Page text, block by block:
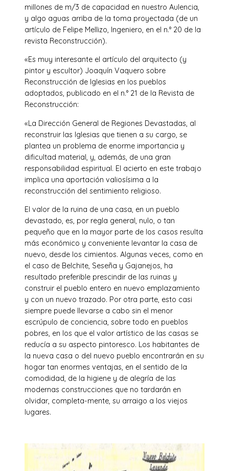
millones de m/3 de capacidad en nuestro Aulencia,
y algo aguas arriba de la toma proyectada (de un
artículo de Felipe Mellizo, Ingeniero, en el n.° 20 de la
revista Reconstrucción).
«Es muy interesante el artículo del arquitecto (y
pintor y escultor) Joaquín Vaquero sobre
Reconstrucción de Iglesias en los pueblos
adoptados, publicado en el n.° 21 de la Revista de
Reconstrucción:
«La Dirección General de Regiones Devastadas, al
reconstruir las Iglesias que tienen a su cargo, se
plantea un problema de enorme importancia y
dificultad material, y, además, de una gran
responsabilidad espiritual. El acierto en este trabajo
implica una aportación valiosísima a la
reconstrucción del sentimiento religioso.
El valor de la ruina de una casa, en un pueblo
devastado, es, por regla general, nulo, o tan
pequeño que en la mayor parte de los casos resulta
más económico y conveniente levantar la casa de
nuevo, desde los cimientos. Algunas veces, como en
el caso de Belchite, Seseña y Gajanejos, ha
resultado preferible prescindir de las ruinas y
construir el pueblo entero en nuevo emplazamiento
y con un nuevo trazado. Por otra parte, esto casi
siempre puede llevarse a cabo sin el menor
escrúpulo de conciencia, sobre todo en pueblos
pobres, en los que el valor artístico de las casas se
reducía a su aspecto pintoresco. Los habitantes de
la nueva casa o del nuevo pueblo encontrarán en su
hogar tan enormes ventajas, en el sentido de la
comodidad, de la higiene y de alegría de las
modernas construcciones que no tardarán en
olvidar, completa-mente, su arraigo a los viejos
lugares.